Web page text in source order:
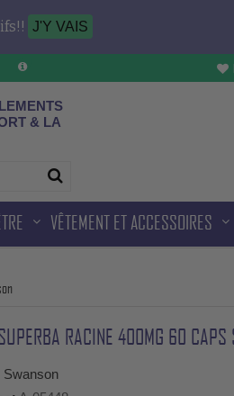
J'Y VAIS
Sur les horaires d'ouvertures à Melun et
additionnelle.
& LA
VÊTEMENT ET ACCESSOIRES
RACINE 400MG 60 CAPS
Swanson